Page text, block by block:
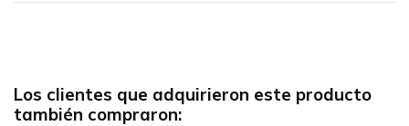
Los clientes que adquirieron este producto
también compraron: